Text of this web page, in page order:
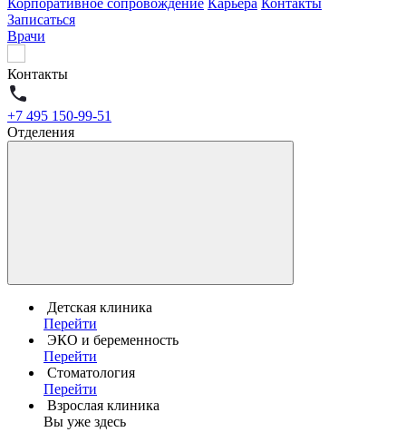
Корпоративное сопровождение Карьера Контакты
Записаться
Врачи
Контакты
+7 495 150-99-51
Отделения
Детская клиника
Перейти
ЭКО и беременность
Перейти
Стоматология
Перейти
Взрослая клиника
Вы уже здесь